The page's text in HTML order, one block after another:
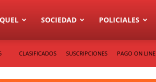
SOCIEDAD POLICIALES
CLASIFICADOS SUSCRIPCIONES PAGO ON LINE